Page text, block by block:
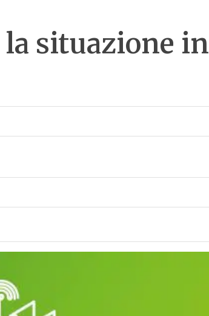
la situazione in